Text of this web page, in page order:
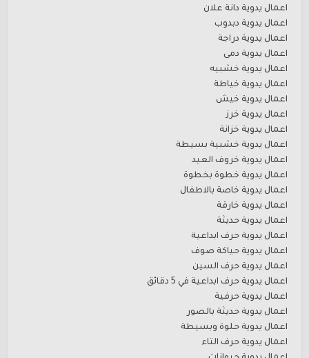
اعمال يدوية دانة علان
اعمال يدوية دبدوب
اعمال يدوية دراجة
اعمال يدوية دمى
اعمال يدوية خشبيه
اعمال يدوية خياطة
اعمال يدوية خيش
اعمال يدوية خرز
اعمال يدوية خزانة
اعمال يدوية خشبية بسيطة
اعمال يدوية خروف العيد
اعمال يدوية خطوة بخطوة
اعمال يدوية خاصة بالاطفال
اعمال يدوية خارقة
اعمال يدوية حديثة
اعمال يدوية حرف ابداعية
اعمال يدوية حياكة صوف
اعمال يدوية حرف السين
اعمال يدوية حرف ابداعية في 5 دقائق
اعمال يدوية حرفية
اعمال يدوية حديثة بالصور
اعمال يدوية حلوة وبسيطة
اعمال يدوية حرف التاء